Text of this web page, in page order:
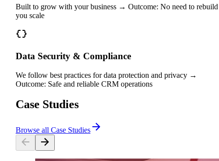
Built to grow with your business → Outcome: No need to rebuild
you scale
Data Security & Compliance
We follow best practices for data protection and privacy →
Outcome: Safe and reliable CRM operations
Case Studies
Browse all Case Studies